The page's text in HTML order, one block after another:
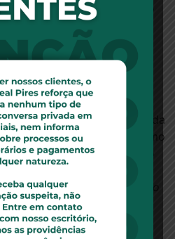
Código Civil, no artigo
o instituidor da
de testamento, indique
causa para a restrição
inversão lógica
de 1916”.
do doador e instituidor da
merece respeito, do mesmo
daquele que recebe o
a devida proteção”,
Assessoria de Imprensa do